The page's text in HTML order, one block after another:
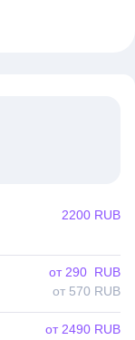
2200 RUB
от 290 RUB
от 570 RUB
от 2490 RUB